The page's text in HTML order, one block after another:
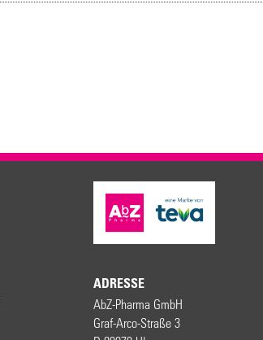
ADRESSE
AbZ-Pharma GmbH
Graf-Arco-Straße 3